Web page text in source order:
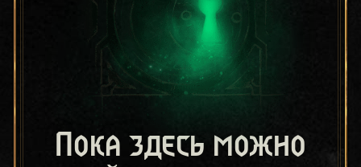
Пока здесь можно